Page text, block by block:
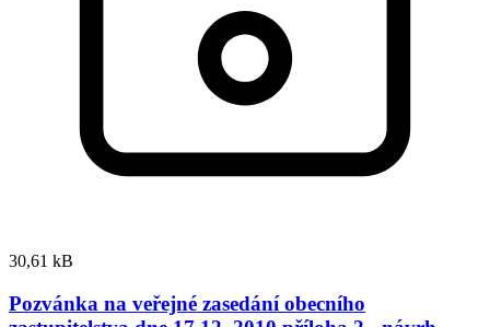
30,61 kB
Pozvánka na veřejné zasedání obecního